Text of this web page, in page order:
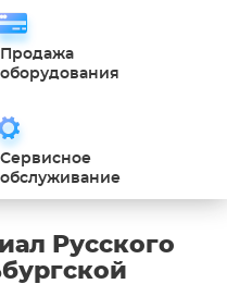
Продажа
оборудования
Сервисное
обслуживание
Русского